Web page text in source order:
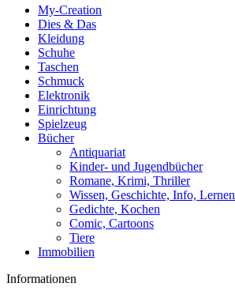
My-Creation
Dies & Das
Kleidung
Schuhe
Taschen
Schmuck
Elektronik
Einrichtung
Spielzeug
Bücher
Antiquariat
Kinder- und Jugendbücher
Romane, Krimi, Thriller
Wissen, Geschichte, Info, Lernen
Gedichte, Kochen
Comic, Cartoons
Tiere
Immobilien
Informationen